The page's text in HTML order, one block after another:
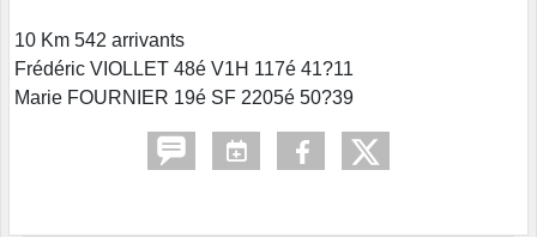
10 Km 542 arrivants
Frédéric VIOLLET 48é V1H 117é 41?11
Marie FOURNIER 19é SF 2205é 50?39